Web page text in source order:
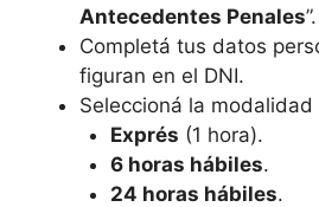
Antecedentes Penales”.
Completá tus datos
figuran en el DNI.
Seleccioná la
Exprés (1 hora).
6 horas hábiles.
24 horas hábiles.